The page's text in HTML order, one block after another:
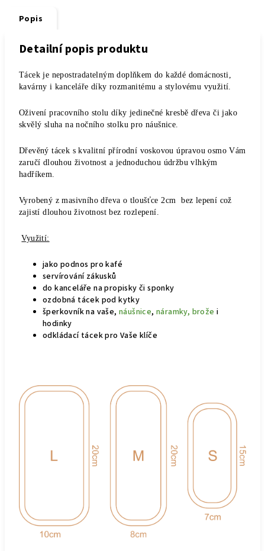
Popis
Detailní popis produktu
Tácek je nepostradatelným doplňkem do každé domácnosti,
kavárny i kanceláře díky rozmanitému a stylovému využití.
Oživení pracovního stolu díky jedinečné kresbě dřeva či jako
skvělý sluha na nočního stolku pro náušnice.
Dřevěný tácek s kvalitní přírodní voskovou úpravou osmo Vám
zaručí dlouhou životnost a jednoduchou údržbu vlhkým
hadříkem.
Vyrobený z masivního dřeva o tloušťce 2cm bez lepení což
zajistí dlouhou životnost bez rozlepení.
Využití:
jako podnos pro kafé
servírování zákusků
do kanceláře na propisky či sponky
ozdobná tácek pod kytky
šperkovník na vaše,náušnice,náramky, brože i
hodinky
odkládací tácek pro Vaše klíče